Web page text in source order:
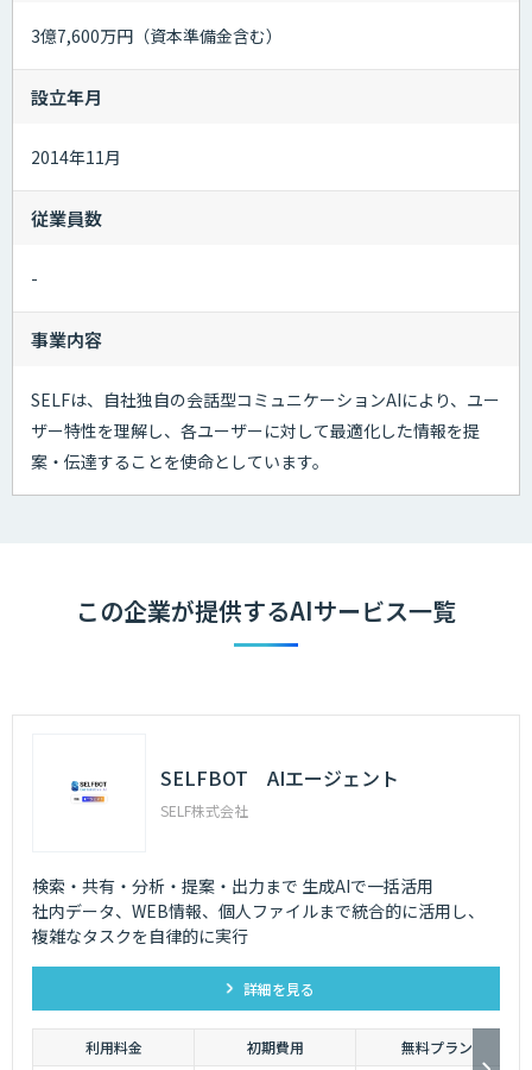
3億7,600万円（資本準備金含む）
設立年月
2014年11月
従業員数
-
事業内容
SELFは、自社独自の会話型コミュニケーションAIにより、ユー
ザー特性を理解し、各ユーザーに対して最適化した情報を提
案・伝達することを使命としています。
この企業が提供するAIサービス一覧
SELFBOT AIエージェント
SELF株式会社
検索・共有・分析・提案・出力まで 生成AIで一括活用
社内データ、WEB情報、個人ファイルまで統合的に活用し、
複雑なタスクを自律的に実行
詳細を見る
利用料金 初期費用
無料プラン